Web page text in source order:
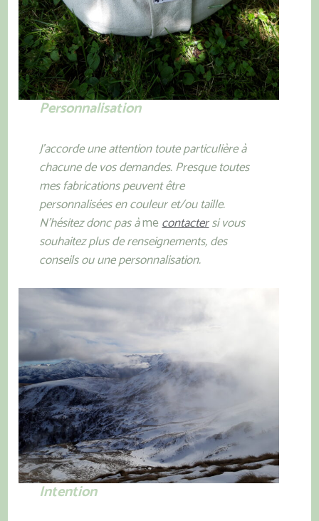
Personnalisation
J’accorde une attention toute particulière à
chacune de vos demandes. Presque toutes
mes fabrications peuvent être
personnalisées en couleur et/ou taille.
N’hésitez donc pas àmecontactersi vous
souhaitez plus de renseignements, des
conseils ou une personnalisation.
Intention